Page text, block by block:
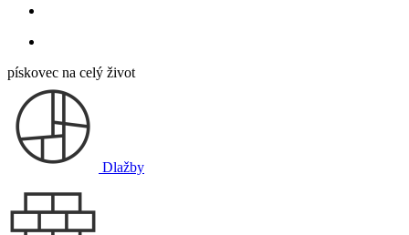
pískovec na celý život
Dlažby